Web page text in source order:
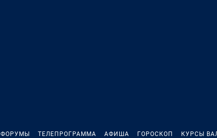
ФОРУМЫ ТЕЛЕПРОГРАММА АФИША ГОРОСКОП КУРСЫ